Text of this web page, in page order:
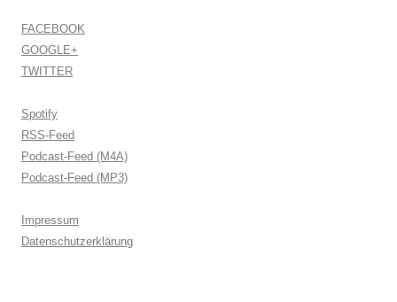
FACEBOOK
GOOGLE+
TWITTER
Spotify
RSS-Feed
Podcast-Feed (M4A)
Podcast-Feed (MP3)
Impressum
Datenschutzerklärung